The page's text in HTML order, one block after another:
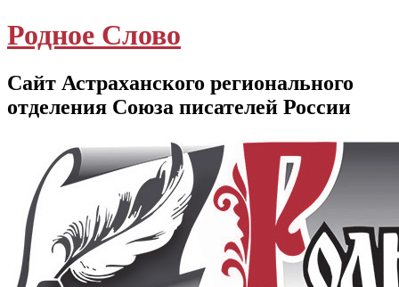
Родное Слово
Сайт Астраханского регионального
отделения Союза писателей России